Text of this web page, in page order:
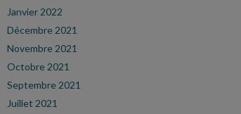
Janvier 2022
Décembre 2021
Novembre 2021
Octobre 2021
Septembre 2021
Juillet 2021